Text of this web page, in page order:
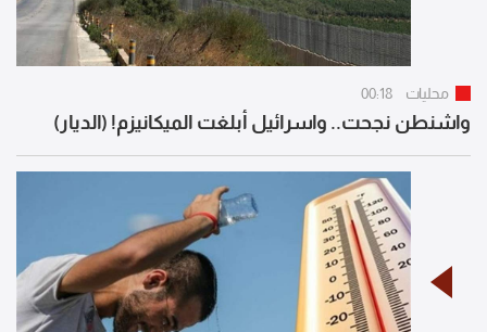
محليات 00:18
واشنطن نجحت.. واسرائيل أبلغت الميكانيزم! (الديار)